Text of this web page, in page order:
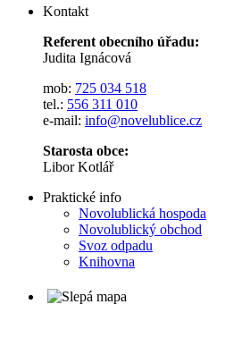
Kontakt
Referent obecního úřadu:
Judita Ignácová
mob: 725 034 518
tel.: 556 311 010
e-mail: info@novelublice.cz
Starosta obce:
Libor Kotlář
Praktické info
Novolublická hospoda
Novolublický obchod
Svoz odpadu
Knihovna